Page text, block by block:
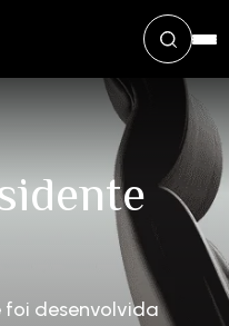
foi desenvolvida